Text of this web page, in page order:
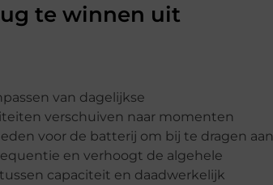
te winnen uit
van dagelijkse
verschuiven naar momenten
voor de batterij om bij te dragen aan
en verhoogt de algehele
capaciteit en daadwerkelijk